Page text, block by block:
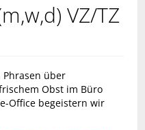
VZ/TZ
über
Obst im Büro
Office begeistern wir